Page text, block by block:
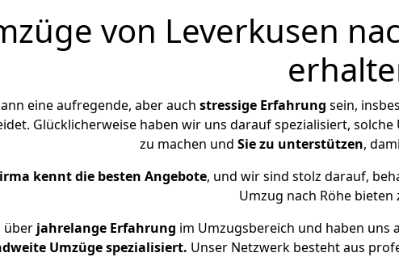
von Leverkusen
eine aufregende, aber auch stressige Erfahrung sein,
Glücklicherweise haben wir uns darauf spezialisiert,
zu machen und Sie zu unterstützen,
kennt die besten Angebote, und wir sind stolz darauf,
Umzug nach Röhe bieten
überjahrelange Erfahrung im Umzugsbereich und haben uns
Umzüge spezialisiert. Unser Netzwerk besteht aus